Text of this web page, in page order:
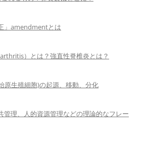
」amendmentとは
）とは？強直性脊椎炎とは？
原生殖細胞)の起源、移動、分化
管理、人的資源管理などの理論的なフレー